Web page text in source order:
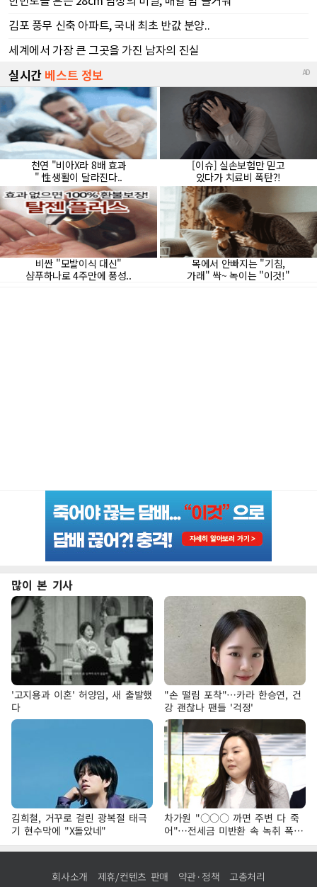
많이 본 기사
'고지용과 이혼' 허양임, 새 출발했
다
"손 떨림 포착"…카라 한승연, 건
강 괜찮나 팬들 '걱정'
김희철, 거꾸로 걸린 광복절 태극
기 현수막에 "X돌았네"
차가원 "○○○ 까면 주변 다 죽
어"…전세금 미반환 속 녹취 폭로
파장
회사소개 제휴/컨텐츠 판매 약관·정책 고충처리